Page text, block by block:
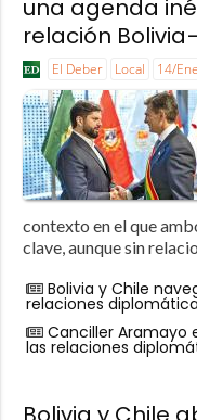
una agenda
relación
El Deber Local 14/
contexto en el que
clave, aunque sin
Bolivia y Chile
relaciones
Canciller Aramayo
las relaciones